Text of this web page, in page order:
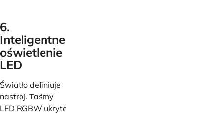
6.
Inteligentne
oświetlenie
LED
Światło definiuje
nastrój. Taśmy
LED RGBW ukryte